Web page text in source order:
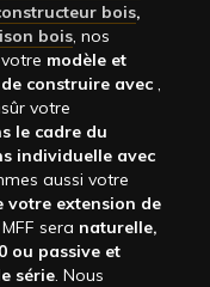
bois,
bois, nos
modèle et
construire avec ,
votre
le cadre du
individuelle avec
aussi votre
votre extension de
sera naturelle,
ou passive et
série. Nous